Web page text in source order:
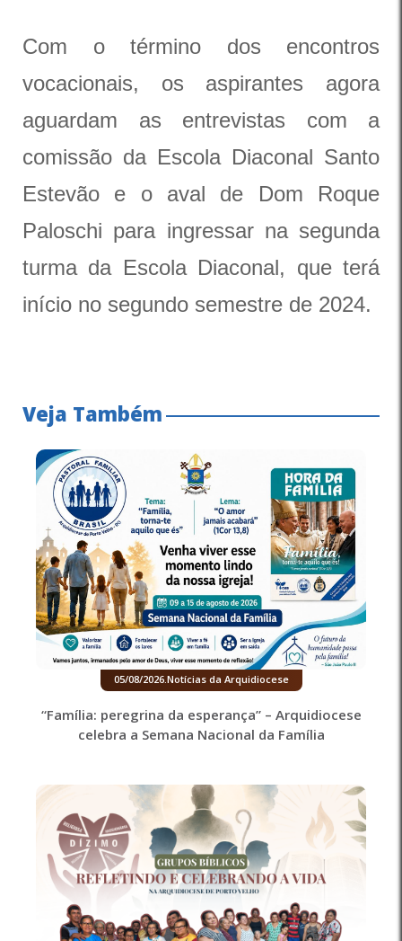
Com o término dos encontros
vocacionais, os aspirantes agora
aguardam as entrevistas com a
comissão da Escola Diaconal Santo
Estevão e o aval de Dom Roque
Paloschi para ingressar na segunda
turma da Escola Diaconal, que terá
início no segundo semestre de 2024.
Veja Também
05/08/2026.Notícias da Arquidiocese
“Família: peregrina da esperança” – Arquidiocese
celebra a Semana Nacional da Família